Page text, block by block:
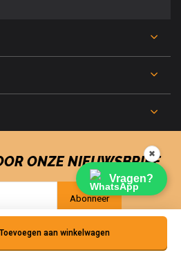
Toevoegen aan winkelwagen
ONZE NIEUWSBRIEF
Abonneer
✖
Vragen?